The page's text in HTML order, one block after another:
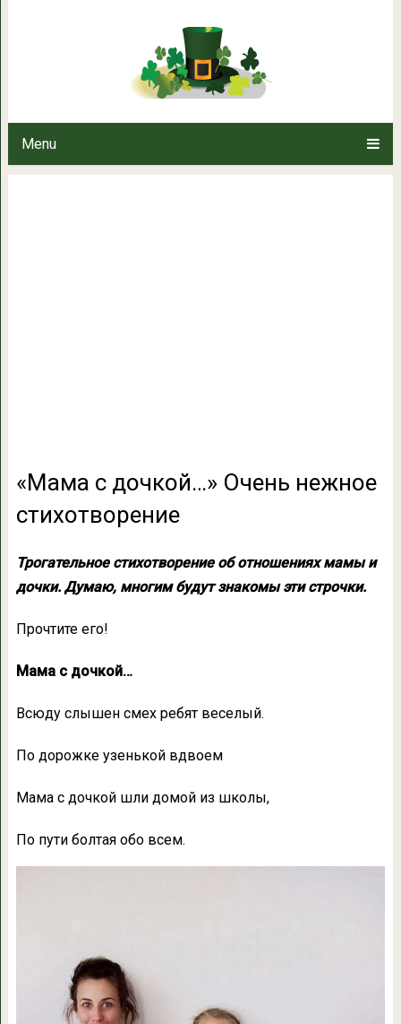
Menu
«Мама с дочкой…»
«Мама с дочкой…» Очень нежное
стихотворение
Трогательное стихотворение об отношениях мамы и
дочки. Думаю, многим будут знакомы эти строчки.
Прочтите его!
Мама с дочкой…
Всюду слышен смех ребят веселый.
По дорожке узенькой вдвоем
Мама с дочкой шли домой из школы,
По пути болтая обо всем.